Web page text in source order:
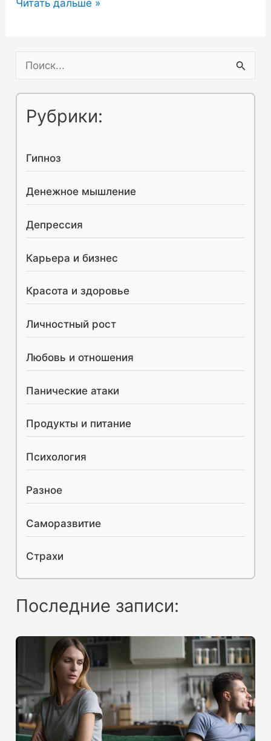
телефону
что
делать?
Читать дальше »
Рубрики:
Гипноз
Денежное мышление
Депрессия
Карьера и бизнес
Красота и здоровье
Личностный рост
Любовь и отношения
Панические атаки
Продукты и питание
Психология
Разное
Саморазвитие
Страхи
Последние записи: